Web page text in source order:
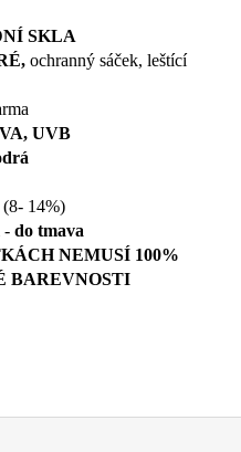
SKLA
ochranný sáček, leštící
UVB
(8- 14%)
- do tmava
NEMUSÍ 100%
BAREVNOSTI